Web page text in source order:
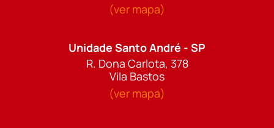
(ver mapa)
Unidade Santo André - SP
R. Dona Carlota, 378
Vila Bastos
(ver mapa)